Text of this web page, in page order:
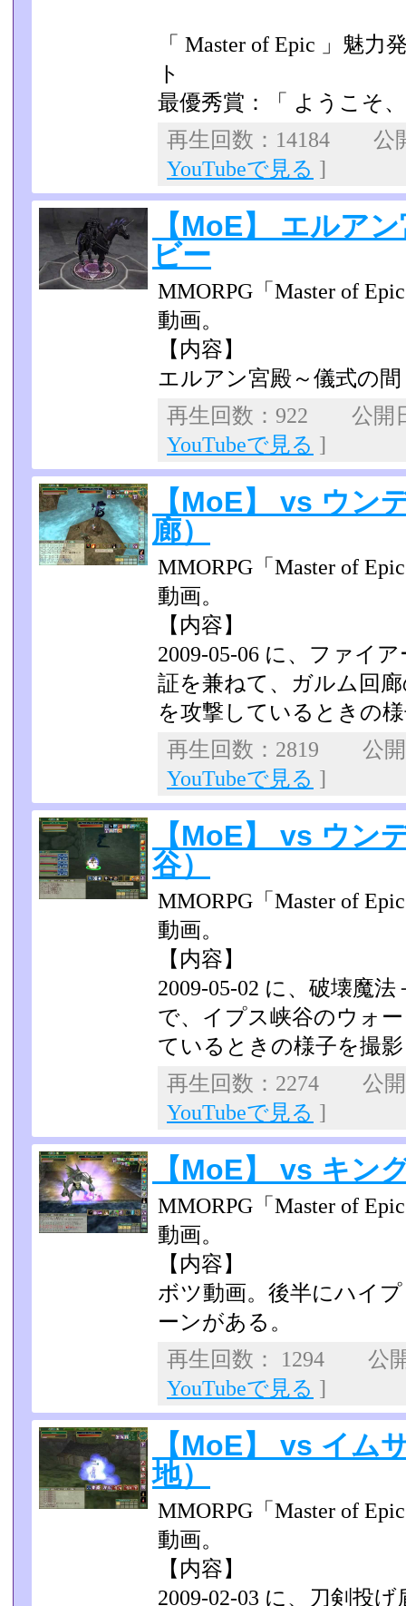
「 Master of Epic 」魅
ト
最優秀賞：「 ようこそ
再生回数：14184 公
YouTubeで見る ]
【MoE】 エルア
ビー
MMORPG「Master of
動画。
【内容】
エルアン宮殿～儀式の
再生回数：922 公
YouTubeで見る ]
【MoE】 vs ウン
廊）
MMORPG「Master of
動画。
【内容】
2009-05-06 に、ファイ
証を兼ねて、ガルム回
を攻撃しているときの
再生回数：2819 公
YouTubeで見る ]
【MoE】 vs ウン
谷）
MMORPG「Master of
動画。
【内容】
2009-05-02 に、破壊魔
で、イプス峡谷のウォ
ているときの様子を撮
再生回数：2274 公
YouTubeで見る ]
【MoE】 vs キン
MMORPG「Master of
動画。
【内容】
ボツ動画。後半にハイ
ーンがある。
再生回数： 1294 公
YouTubeで見る ]
【MoE】 vs イム
地）
MMORPG「Master of
動画。
【内容】
2009-02-03 に、刀剣投